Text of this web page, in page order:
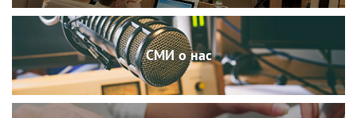
СМИ о нас